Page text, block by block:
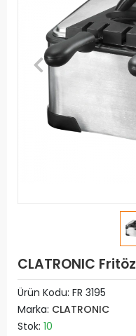
CLATRONIC Fritöz
Ürün Kodu: FR 3195
Marka: CLATRONIC
Stok: 10